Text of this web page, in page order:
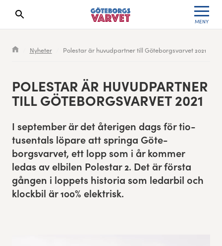
MENY
Sökresultaten dyker upp här
Nyheter Polestar är huvudpartner till Göteborgsvarvet 2021
POLESTAR ÄR HUVUD­PART­NER
TILL GÖTE­BORGSVARVET2021
I sep­tem­ber är det återi­gen dags för tio­
tusen­tals löpare att springa Göte­
borgsvarvet, ett lopp som i år kom­mer
ledas av elbilen Polestar2. Det är förs­ta
gån­gen i lop­pets his­to­ria som ledar­bil och
klock­bil är100% elektrisk.
Seedningsregler
Göteborgsvarvet Expo
Löparinspiration och träning
Spring för välgörenhet
Cityvarvet
Lilla Varvet
Varvetmilen
Leverantörer
Partnerportal
Anmälan